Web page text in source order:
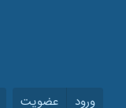
ورود عضویت